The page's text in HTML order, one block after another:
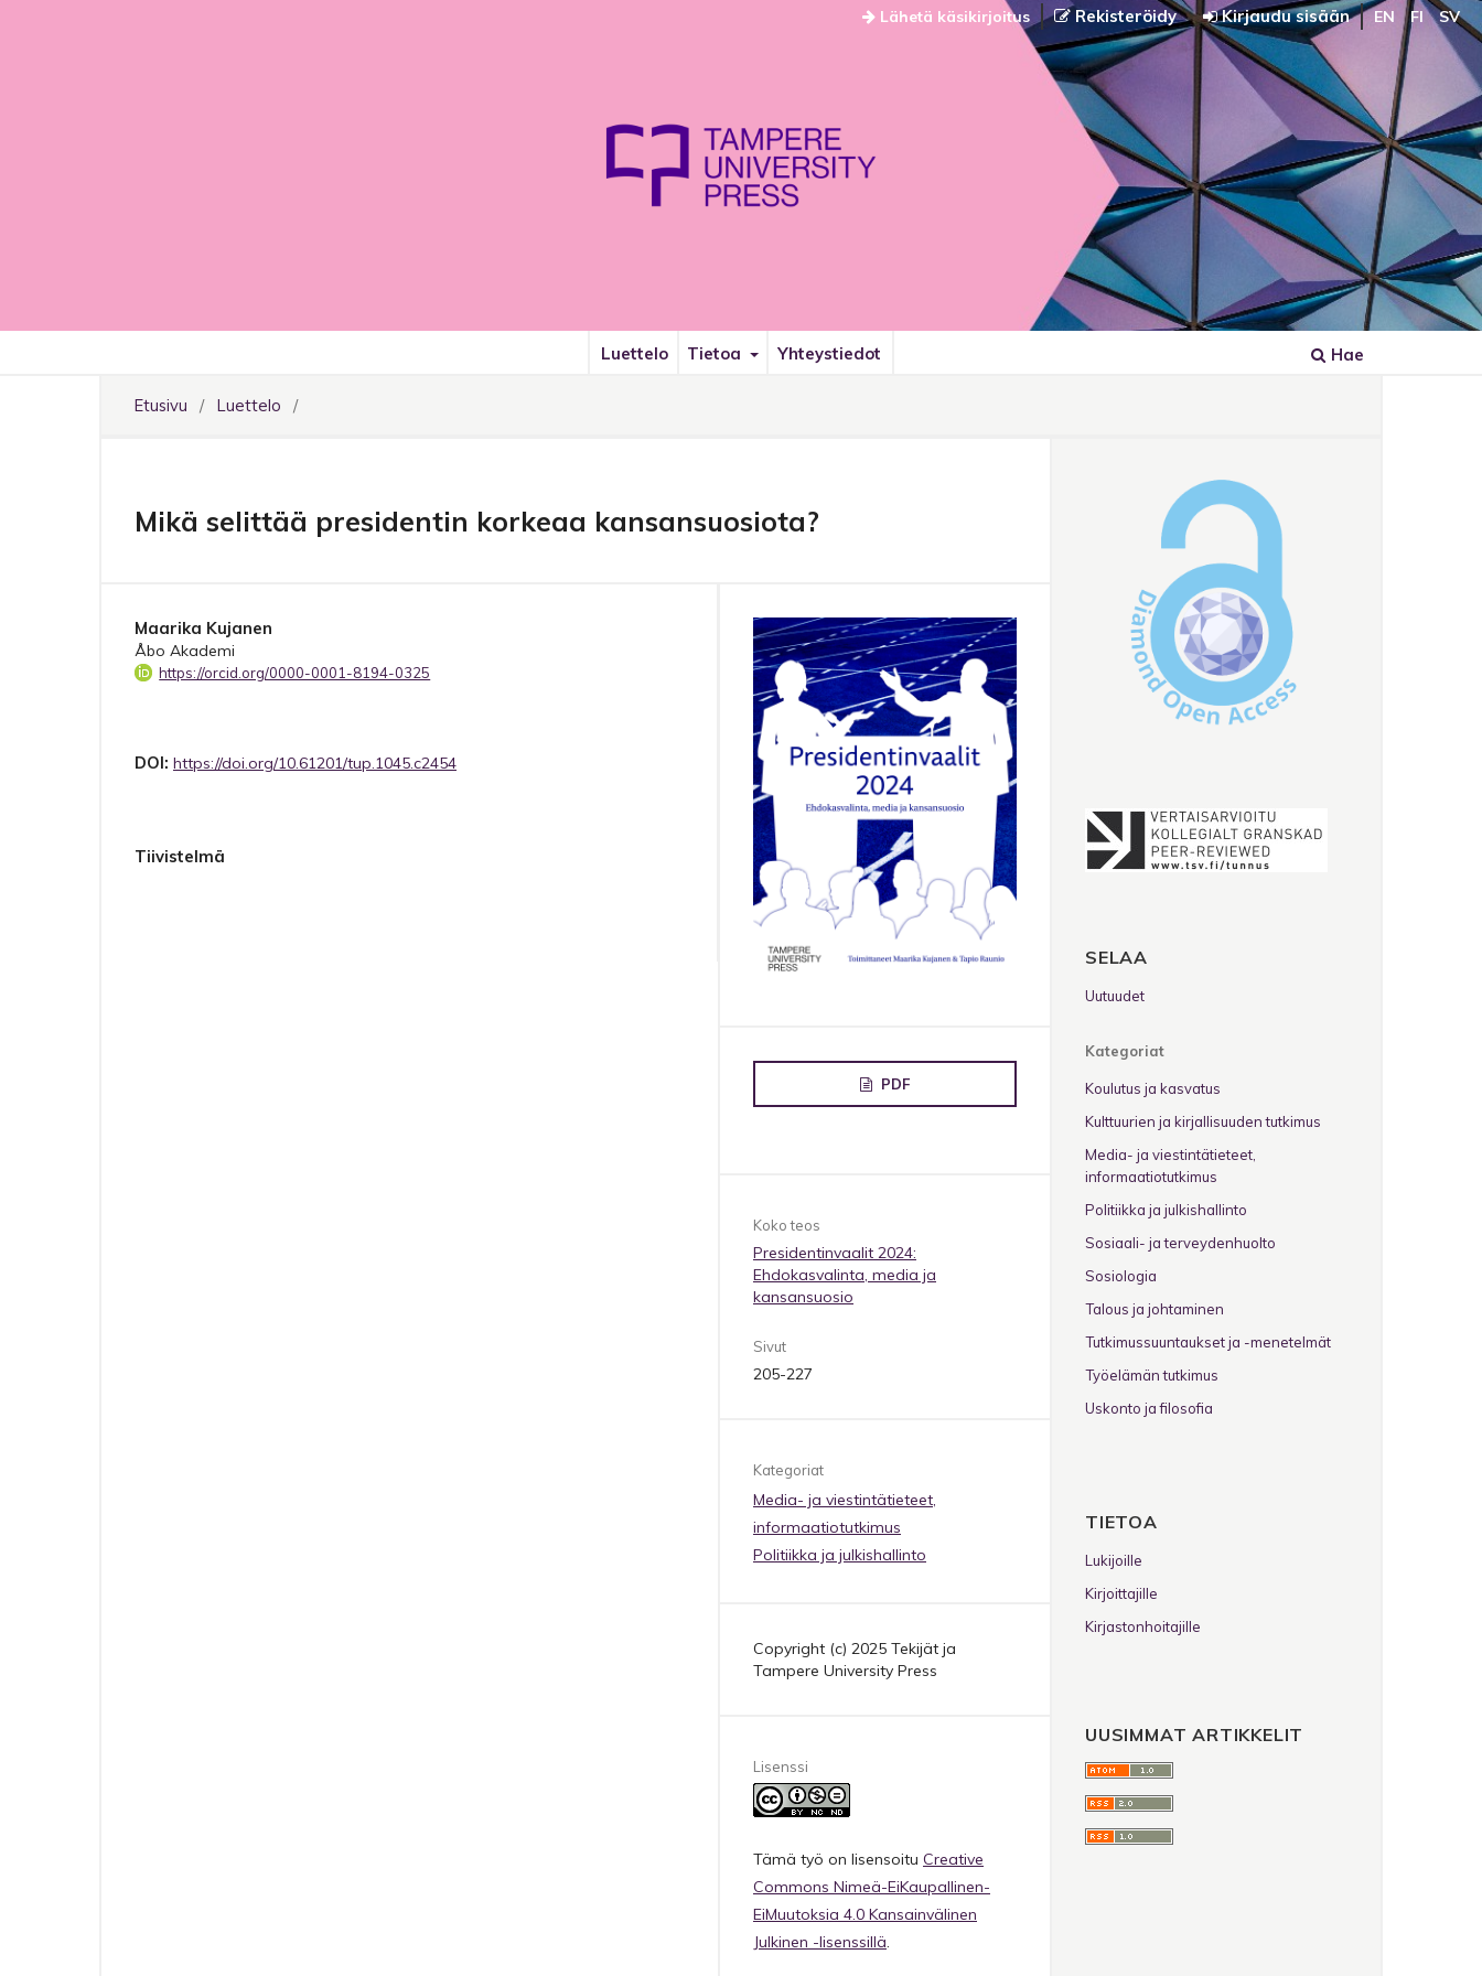
Luettelo Tietoa Yhteystiedot Hae
Lähetä käsikirjoitus Rekisteröidy Kirjaudu sisään EN FI SV
Etusivu / Luettelo /
Mikä selittää presidentin korkeaa kansansuosiota?
Maarika Kujanen
Åbo Akademi
https://orcid.org/0000-0001-8194-0325
DOI: https://doi.org/10.61201/tup.1045.c2454
Tiivistelmä
PDF
Koko teos
Presidentinvaalit 2024:
Ehdokasvalinta, media ja
kansansuosio
Sivut
205-227
Kategoriat
Media- ja viestintätieteet,
informaatiotutkimus
Politiikka ja julkishallinto
Copyright (c) 2025 Tekijät ja
Tampere University Press
Lisenssi
Tämä työ on lisensoitu Creative
Commons Nimeä-EiKaupallinen-
EiMuutoksia 4.0 Kansainvälinen
Julkinen -lisenssillä
SELAA
Uutuudet
Kategoriat
Koulutus ja kasvatus
Kulttuurien ja kirjallisuuden tutkimus
Media- ja viestintätieteet,
informaatiotutkimus
Politiikka ja julkishallinto
Sosiaali- ja terveydenhuolto
Sosiologia
Talous ja johtaminen
Tutkimussuuntaukset ja -menetelmät
Työelämän tutkimus
Uskonto ja filosofia
TIETOA
Lukijoille
Kirjoittajille
Kirjastonhoitajille
UUSIMMAT ARTIKKELIT